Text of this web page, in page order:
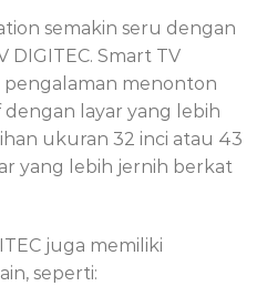
semakin seru dengan
Smart TV
pengalaman menonton
layar yang lebih
ukuran 32 inci atau 43
yang lebih jernih berkat
juga memiliki
seperti: